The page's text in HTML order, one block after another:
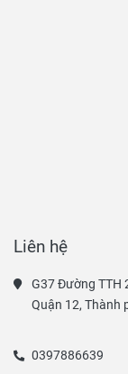
Liên hệ
G37 Đường TTH
Quận 12, Thành
0397886639